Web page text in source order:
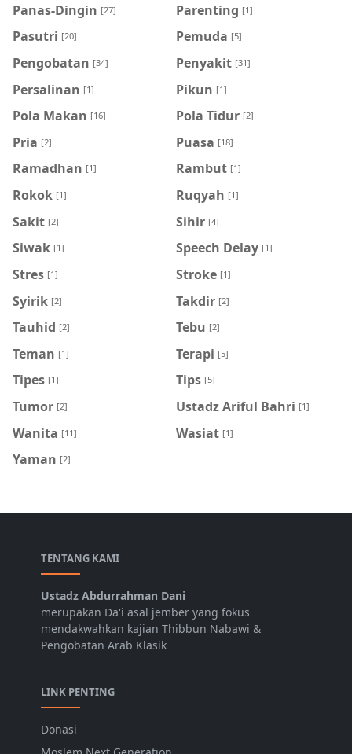
Panas-Dingin [27] Parenting [1]
Pasutri [20] Pemuda [5]
Pengobatan [34] Penyakit [31]
Persalinan [1] Pikun [1]
Pola Makan [16] Pola Tidur [2]
Pria [2] Puasa [18]
Ramadhan [1] Rambut [1]
Rokok [1] Ruqyah [1]
Sakit [2] Sihir [4]
Siwak [1] Speech Delay [1]
Stres [1] Stroke [1]
Syirik [2] Takdir [2]
Tauhid [2] Tebu [2]
Teman [1] Terapi [5]
Tipes [1] Tips [5]
Tumor [2] Ustadz Ariful Bahri [1]
Wanita [11] Wasiat [1]
Yaman [2]
TENTANG KAMI
Ustadz Abdurrahman Dani
merupakan Da'i asal jember yang fokus
mendakwahkan kajian Thibbun Nabawi &
Pengobatan Arab Klasik
LINK PENTING
Donasi